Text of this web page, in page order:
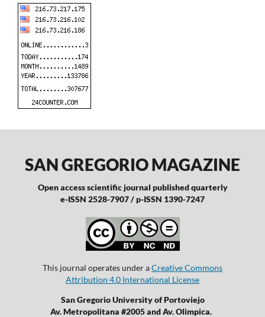
SAN GREGORIO MAGAZINE
Open access scientific journal published quarterly
e-ISSN 2528-7907 / p-ISSN 1390-7247
This journal operates under aCreative Commons
Attribution 4.0 International License
San Gregorio University of Portoviejo
Av. Metropolitana #2005 and Av. Olimpica.